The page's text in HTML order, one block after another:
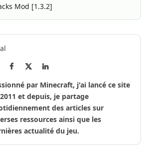
Mod [1.3.2]
Facebook
X
LinkedIn
par Minecraft, j'ai lancé ce site
et depuis, je partage
des articles sur
ressources ainsi que les
actualité du jeu.